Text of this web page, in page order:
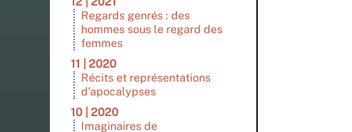
Regards genrés : des
hommes sous le regard des
femmes
11 | 2020
Récits et représentations
d’apocalypses
10 | 2020
Imaginaires de